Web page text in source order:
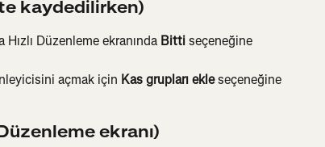
kaydedilirken)
Düzenleme ekranında Bitti seçeneğine
açmak için Kas grupları ekle seçeneğine
ekranı)